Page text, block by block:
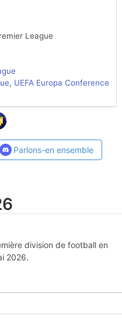
League
, UEFA Europa Conference
Parlons-en ensemble
division de football en
2026.